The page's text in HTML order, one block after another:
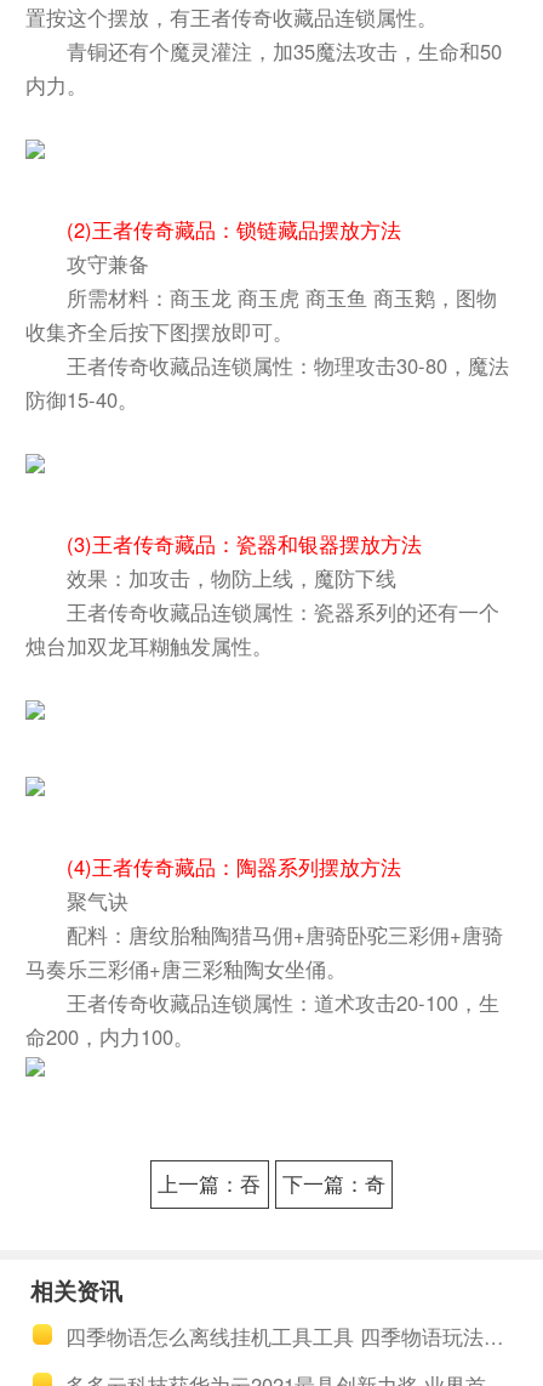
置按这个摆放，有王者传奇收藏品连锁属性。
青铜还有个魔灵灌注，加35魔法攻击，生命和50
内力。
(2)王者传奇藏品：锁链藏品摆放方法
攻守兼备
所需材料：商玉龙 商玉虎 商玉鱼 商玉鹅，图物
收集齐全后按下图摆放即可。
王者传奇收藏品连锁属性：物理攻击30-80，魔法
防御15-40。
(3)王者传奇藏品：瓷器和银器摆放方法
效果：加攻击，物防上线，魔防下线
王者传奇收藏品连锁属性：瓷器系列的还有一个
烛台加双龙耳糊触发属性。
(4)王者传奇藏品：陶器系列摆放方法
聚气诀
配料：唐纹胎釉陶猎马佣+唐骑卧驼三彩佣+唐骑
马奏乐三彩俑+唐三彩釉陶女坐俑。
王者传奇收藏品连锁属性：道术攻击20-100，生
命200，内力100。
上一篇：吞
下一篇：奇
相关资讯
四季物语怎么离线挂机工具工具 四季物语玩法攻略大全